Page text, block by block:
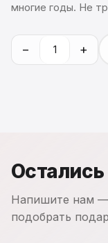
многие годы. Не
− +
Напишите нам —
подобрать